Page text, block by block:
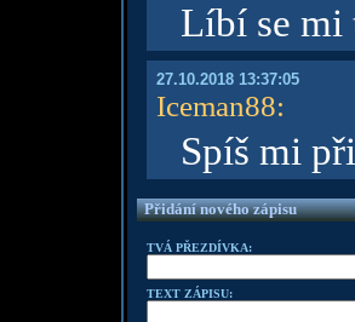
Líbí se mi
27.10.2018 13:37:05
Iceman88:
Spíš mi
Přidání nového zápisu
TVÁ PŘEZDÍVKA:
TEXT ZÁPISU: